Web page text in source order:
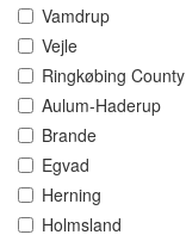
Vamdrup
Vejle
Ringkøbing County
Aulum-Haderup
Brande
Egvad
Herning
Holmsland